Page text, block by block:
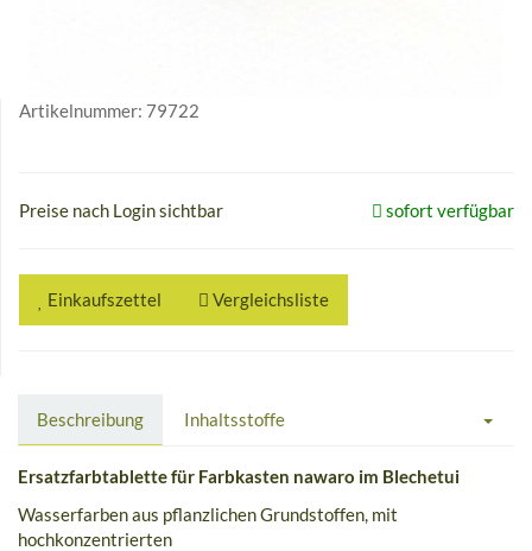
Artikelnummer: 79722
Preise nach Login sichtbar sofort verfügbar
Einkaufszettel Vergleichsliste
Beschreibung Inhaltsstoffe
Ersatzfarbtablette für Farbkasten nawaro im Blechetui
Wasserfarben aus pflanzlichen Grundstoffen, mit
hochkonzentrierten